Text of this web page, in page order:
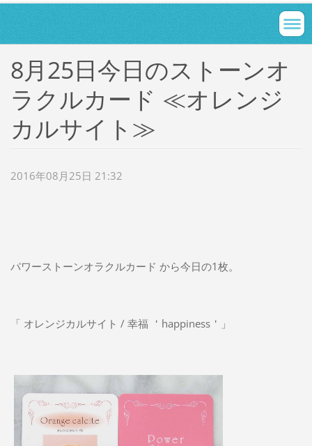
8月25日今日のストーンオ
ラクルカード ≪オレンジ
カルサイト≫
2016年08月25日 21:32
パワーストーンオラクルカード から今日の1枚。
「 オレンジカルサイト / 幸福 ＇happiness＇」